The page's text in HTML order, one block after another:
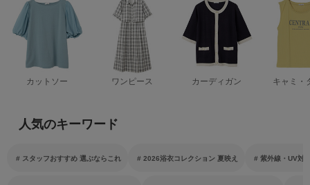
カットソー ワンピース カーディガン キャミ・
人気のキーワード
スタッフおすすめ 選ぶならこれ 2026浴衣コレクション 夏映え 紫外線・UV対